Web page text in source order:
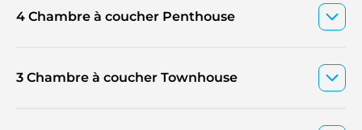
4 Chambre à coucher Penthouse
3 Chambre à coucher Townhouse